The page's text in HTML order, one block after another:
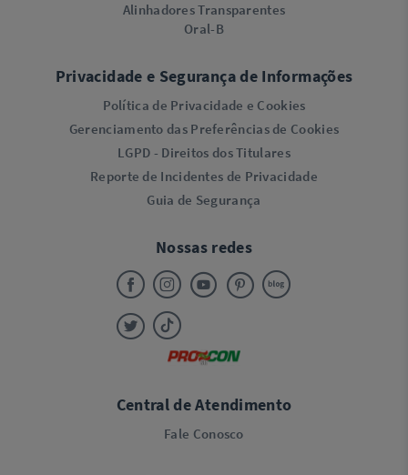
Alinhadores Transparentes
Oral-B
Privacidade e Segurança de Informações
Política de Privacidade e Cookies
Gerenciamento das Preferências de Cookies
LGPD - Direitos dos Titulares
Reporte de Incidentes de Privacidade
Guia de Segurança
Nossas redes
Central de Atendimento
Fale Conosco